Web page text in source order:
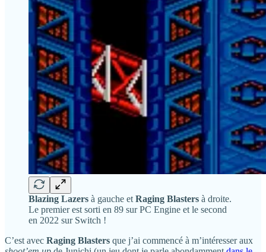
Blazing Lazers à gauche et Raging Blasters à droite.
Le premier est sorti en 89 sur PC Engine et le second
en 2022 sur Switch !
C’est avec Raging Blasters que j’ai commencé à m’intéresser aux